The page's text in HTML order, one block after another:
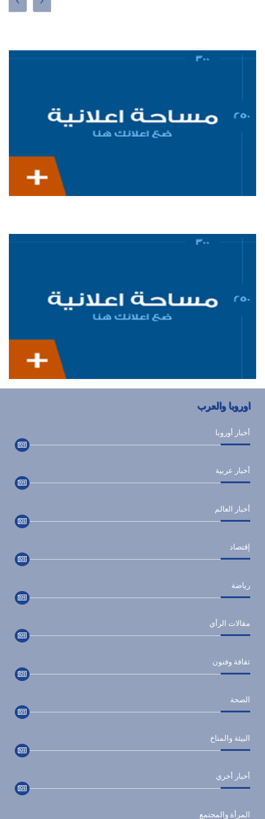
اوروبا والعرب
أخبار أوروبا
أخبار عربية
أخبار العالم
إقتصاد
رياضة
مقالات الرأي
ثقافة وفنون
الصحة
البيئة والمناخ
أخبار أخري
المرأة والمجتمع